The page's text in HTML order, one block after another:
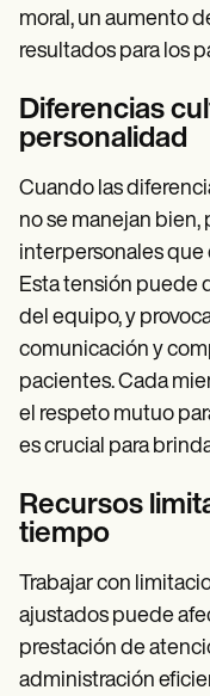
moral, un aumento
resultados para los
Diferencias
personalidad
Cuando las
no se manejan
interpersonales que
Esta tensión puede
del equipo, y
comunicación y
pacientes. Cada
el respeto mutuo
es crucial para
Recursos
tiempo
Trabajar con
ajustados puede
prestación de
administración